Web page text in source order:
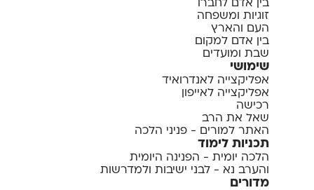
בין אדם לחברו
זוגיות ומשפחה
העם והארץ
בין אדם למקום
שבת ומועדים
שימושי
אפליקצייה לאנדרואיד
אפליקצייה לאייפון
רכישה
שאל את הרב
האתר למורים - פניני הלכה
תכניות לימוד
הלכה יומית - הפנינה היומית
והערב נא - לבני ישיבות ולמדרשות
מדורים